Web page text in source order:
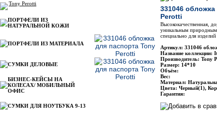
Tony Perotti
ПОРТФЕЛИ ИЗ
НАТУРАЛЬНОЙ КОЖИ
ПОРТФЕЛИ ИЗ МАТЕРИАЛА
СУМКИ ДЕЛОВЫЕ
БИЗНЕС-КЕЙСЫ НА
КОЛЕСАХ/ МОБИЛЬНЫЙ
ОФИС
СУМКИ ДЛЯ НОУТБУКА 9-13
331046
Perotti
Высококачественная,
уникальным
специально для
Артикул: 331046
Название коллекции:
Производитель: Tony
Размер: 14*10
Объём:
Вес:
Материал:
Цвета: Черный(1),
Гарантия: